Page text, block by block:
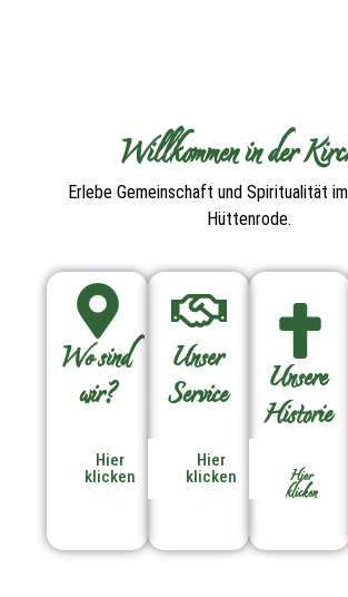
Willkommen in der
Erlebe Gemeinschaft und Spiritualität
Hüttenrode.
Wo sind
wir?
Hier
klicken
Unser
Service
Hier
klicken
Unsere
Historie
Hier
klicken